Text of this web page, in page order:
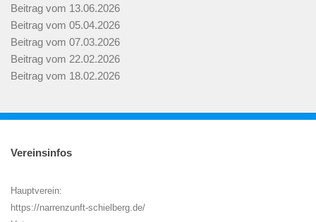
Beitrag vom 13.06.2026
Beitrag vom 05.04.2026
Beitrag vom 07.03.2026
Beitrag vom 22.02.2026
Beitrag vom 18.02.2026
Vereinsinfos
Hauptverein:
https://narrenzunft-schielberg.de/